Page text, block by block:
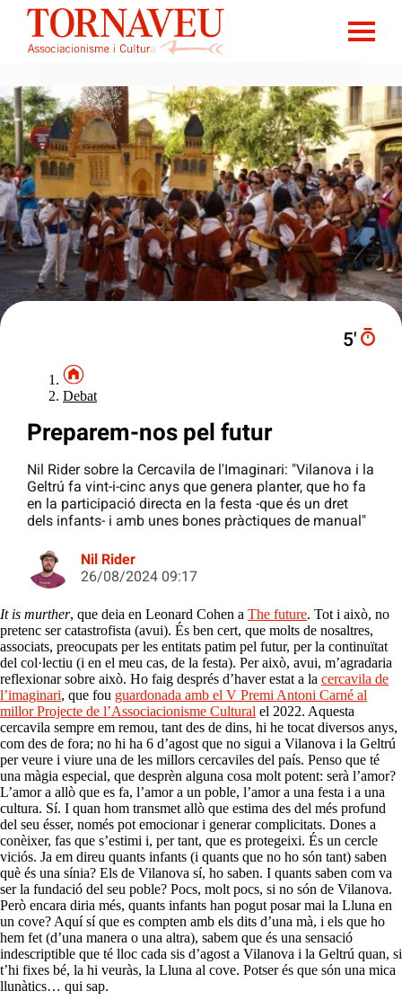
5′
Debat
Preparem-nos pel futur
Nil Rider sobre la Cercavila de l'Imaginari: "Vilanova i la
Geltrú fa vint-i-cinc anys que genera planter, que ho fa
en la participació directa en la festa -que és un dret
dels infants- i amb unes bones pràctiques de manual"
Nil Rider
26/08/2024 09:17
It is murther, que deia en Leonard Cohen a The future. Tot i això, no
pretenc ser catastrofista (avui). És ben cert, que molts de nosaltres,
associats, preocupats per les entitats patim pel futur, per la continuïtat
del col·lectiu (i en el meu cas, de la festa). Per això, avui, m’agradaria
reflexionar sobre això. Ho faig després d’haver estat a la cercavila de
l’imaginari, que fou guardonada amb el V Premi Antoni Carné al
millor Projecte de l’Associacionisme Cultural el 2022. Aquesta
cercavila sempre em remou, tant des de dins, hi he tocat diversos anys,
com des de fora; no hi ha 6 d’agost que no sigui a Vilanova i la Geltrú
per veure i viure una de les millors cercaviles del país. Penso que té
una màgia especial, que desprèn alguna cosa molt potent: serà l’amor?
L’amor a allò que es fa, l’amor a un poble, l’amor a una festa i a una
cultura. Sí. I quan hom transmet allò que estima des del més profund
del seu ésser, només pot emocionar i generar complicitats. Dones a
conèixer, fas que s’estimi i, per tant, que es protegeixi. És un cercle
viciós. Ja em direu quants infants (i quants que no ho són tant) saben
què és una sínia? Els de Vilanova sí, ho saben. I quants saben com va
ser la fundació del seu poble? Pocs, molt pocs, si no són de Vilanova.
Però encara diria més, quants infants han pogut posar mai la Lluna en
un cove? Aquí sí que es compten amb els dits d’una mà, i els que ho
hem fet (d’una manera o una altra), sabem que és una sensació
indescriptible que té lloc cada sis d’agost a Vilanova i la Geltrú quan, si
t’hi fixes bé, la hi veuràs, la Lluna al cove. Potser és que són una mica
llunàtics… qui sap.